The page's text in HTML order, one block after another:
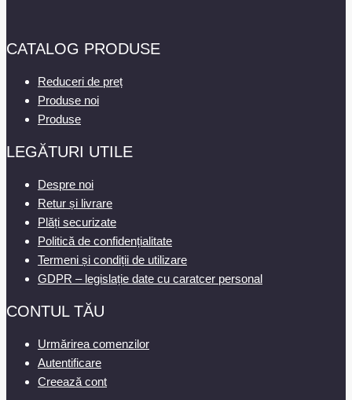
CATALOG PRODUSE
Reduceri de preț
Produse noi
Produse
LEGĂTURI UTILE
Despre noi
Retur și livrare
Plăți securizate
Politică de confidențialitate
Termeni și condiții de utilizare
GDPR – legislație date cu caratcer personal
CONTUL TĂU
Urmărirea comenzilor
Autentificare
Creează cont